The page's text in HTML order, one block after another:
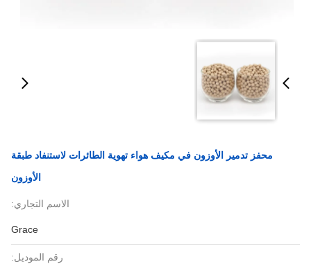
محفز تدمير الأوزون في مكيف هواء تهوية الطائرات لاستنفاد طبقة
الأوزون
الاسم التجاري:
Grace
رقم الموديل: